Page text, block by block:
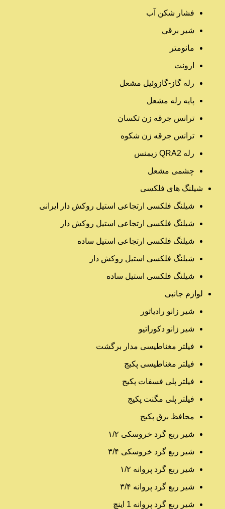
فشار شکن آب
شیر برقی
مانومتر
ارونت
رله گاز-گازوئیل مشعل
پایه رله مشعل
ترانس جرقه زن تکسان
ترانس جرقه زن شکوه
رله QRA2 زیمنس
چشمی مشعل
شیلنگ های فلکسی
شیلنگ فلکسی ارتجاعی استیل روکش دار ایرانی
شیلنگ فلکسی ارتجاعی استیل روکش دار
شیلنگ فلکسی ارتجاعی استیل ساده
شیلنگ فلکسی استیل روکش دار
شیلنگ فلکسی استیل ساده
لوازم جانبی
شیر زانو رادیاتور
شیر زانو دکوراتیو
فیلتر مغناطیسی مدار برگشت
فیلتر مغناطیسی پکیج
فیلتر پلی فسفات پکیج
فیلتر پلی مگنت پکیج
محافظ برق پکیج
شیر ربع گرد خروسکی ۱/۲
شیر ربع گرد خروسکی ۳/۴
شیر ربع گرد پروانه ۱/۲
شیر ربع گرد پروانه ۳/۴
شیر ربع گرد پروانه 1 اینچ